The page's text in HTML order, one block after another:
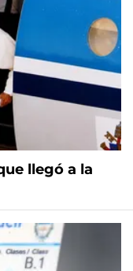
llegó a la